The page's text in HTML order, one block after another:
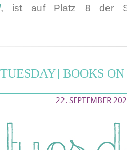
, ist auf Platz 8 der
BOOKS
22. SEPTEMBER